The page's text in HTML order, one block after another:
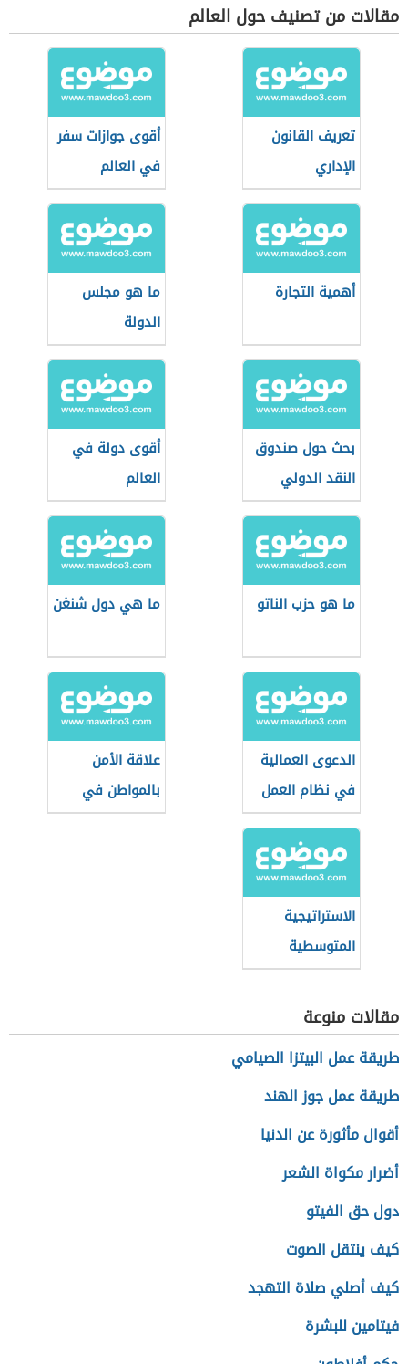
مقالات من تصنيف حول العالم
تعريف القانون
الإداري
أقوى جوازات سفر
في العالم
أهمية التجارة
ما هو مجلس
الدولة
بحث حول صندوق
النقد الدولي
أقوى دولة في
العالم
ما هو حزب الناتو ما هي دول شنغن
الدعوى العمالية
في نظام العمل
السعودي
علاقة الأمن
بالمواطن في
بعدها الاجتماعي
الاستراتيجية
المتوسطية
للتنمية
المستدامة
مقالات منوعة
طريقة عمل البيتزا الصيامي
طريقة عمل جوز الهند
أقوال مأثورة عن الدنيا
أضرار مكواة الشعر
دول حق الفيتو
كيف ينتقل الصوت
كيف أصلي صلاة التهجد
فيتامين للبشرة